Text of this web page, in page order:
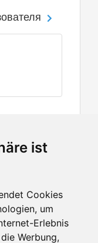
ist
Cookies
um
Erlebnis
Werbung,